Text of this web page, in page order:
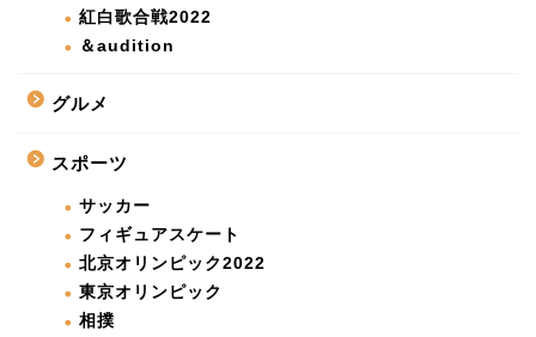
紅白歌合戦2022
＆audition
グルメ
スポーツ
サッカー
フィギュアスケート
北京オリンピック2022
東京オリンピック
相撲